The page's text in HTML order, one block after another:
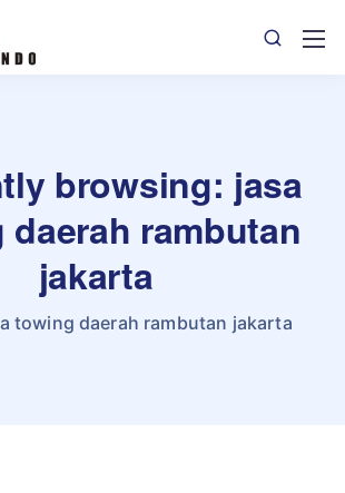
browsing: jasa
rambutan
jakarta
towing daerah rambutan jakarta